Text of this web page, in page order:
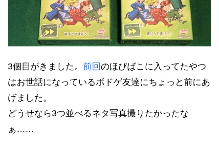
3個目がきました。 前回のほびばこに入ってたやつ
はお世話になっているボドゲ友達にちょっと前にあ
げました。
どうせなら3つ並べるネタ写真撮りたかったな
ぁ……